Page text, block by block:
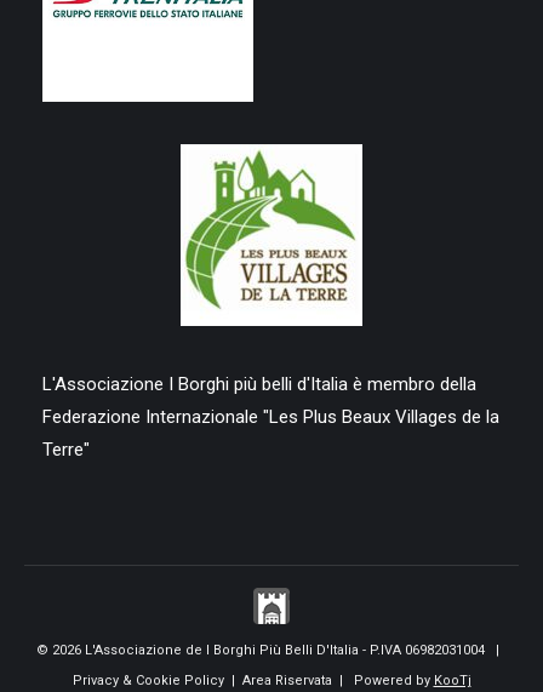
L'Associazione I Borghi più belli d'Italia è membro della
Federazione Internazionale "Les Plus Beaux Villages de la
Terre"
© 2026 L'Associazione de I Borghi Più Belli D'Italia - P.IVA 06982031004 |
Privacy & Cookie Policy| Area Riservata | Powered by KooTj